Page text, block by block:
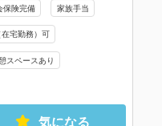
保険完備 家族手当
宅勤務）可
スペースあり
気になる